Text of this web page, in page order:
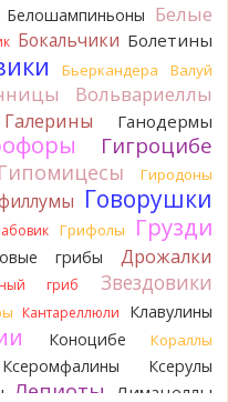
насчёт изменения
до конца
груздями!
и растёт ещё по
чисто еловых лесах,но
Белошампиньоны Белые
Бокальчики Болетины
Бьеркандера Валуй
Вольвариеллы
Галерины Ганодермы
Гигроцибе
Гипомицесы Гиродоны
Говорушки
Грифолы Грузди
грибы Дрожалки
гриб Звездовики
Кантареллюли
Клавулины
Коноцибе Кораллы
Ксеромфалины Ксерулы
Лепиоты Лимацеллы